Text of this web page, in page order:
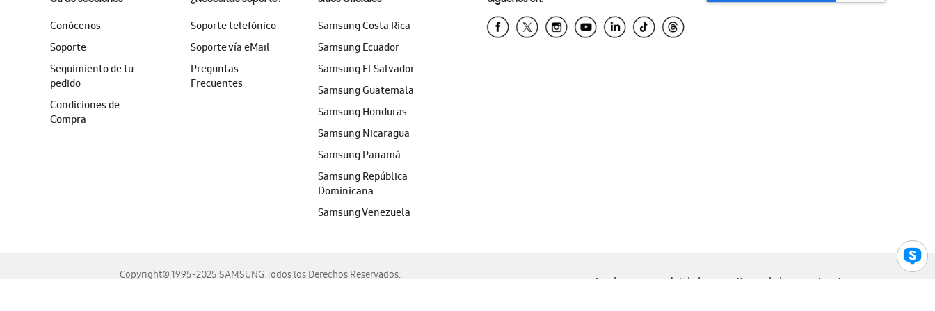
Conócenos
Soporte
Seguimiento de tu
pedido
Condiciones de
Compra
Soporte telefónico
Soporte vía eMail
Preguntas
Frecuentes
Samsung Costa Rica
Samsung Ecuador
Samsung El Salvador
Samsung Guatemala
Samsung Honduras
Samsung Nicaragua
Samsung Panamá
Samsung República
Dominicana
Samsung Venezuela
Copyright© 1995-2025 SAMSUNG Todos los Derechos Reservados.
Ayuda para accesibilidad Privacidad Legal